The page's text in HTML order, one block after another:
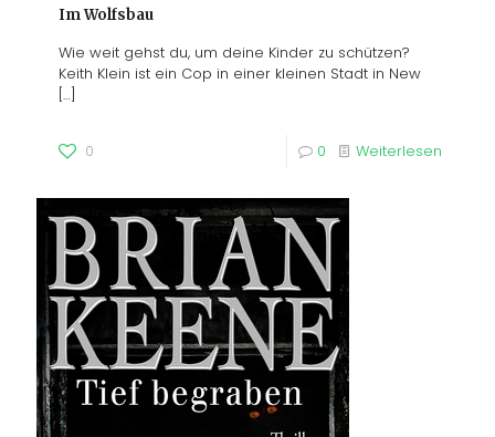
Im Wolfsbau
Wie weit gehst du, um deine Kinder zu schützen?
Keith Klein ist ein Cop in einer kleinen Stadt in New
[…]
0 0 Weiterlesen